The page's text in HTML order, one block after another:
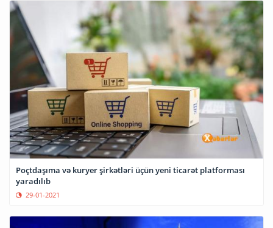
Poçtdaşıma və kuryer şirkətləri üçün yeni ticarət platforması
yaradılıb
29-01-2021